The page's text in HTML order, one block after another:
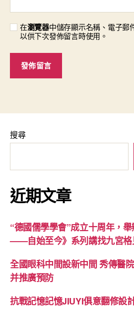
在瀏覽器中儲存顯示名稱、電子郵
以供下次發佈留言時使用。
搜尋
近期文章
“德國儒學學會”成立十周年，
——自始至今》系列講找九宮格
全國眼科中間設新中間 秀傳醫
并推廣預防
抗戰記憶記憶JIUYI俱意翻修設